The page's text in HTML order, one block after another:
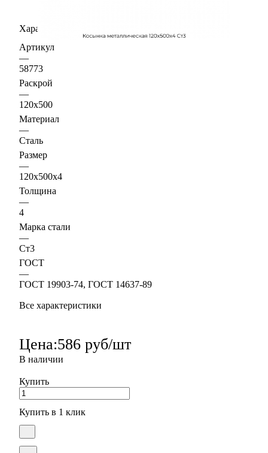
Характеристики
Артикул
—
58773
Раскрой
—
120х500
Материал
—
Сталь
Размер
—
120х500х4
Толщина
—
4
Марка стали
—
Ст3
ГОСТ
—
ГОСТ 19903-74, ГОСТ 14637-89
Все характеристики
Цена:586 руб/шт
В наличии
Купить
Купить в 1 клик